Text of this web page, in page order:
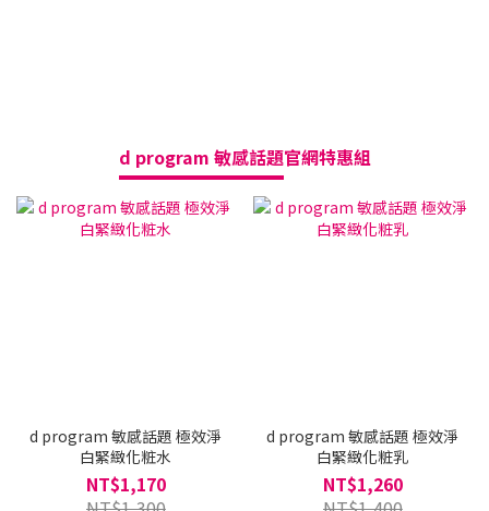
d program 敏感話題官網特惠組
d program 敏感話題 極效淨
白緊緻化粧水
NT$1,170
d program 敏感話題 極效淨
白緊緻化粧乳
NT$1,260